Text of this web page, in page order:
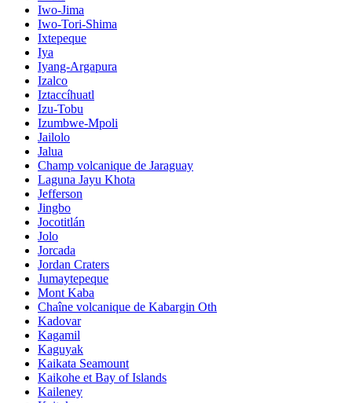
Iwo-Jima
Iwo-Tori-Shima
Ixtepeque
Iya
Iyang-Argapura
Izalco
Iztaccíhuatl
Izu-Tobu
Izumbwe-Mpoli
Jailolo
Jalua
Champ volcanique de Jaraguay
Laguna Jayu Khota
Jefferson
Jingbo
Jocotitlán
Jolo
Jorcada
Jordan Craters
Jumaytepeque
Mont Kaba
Chaîne volcanique de Kabargin Oth
Kadovar
Kagamil
Kaguyak
Kaikata Seamount
Kaikohe et Bay of Islands
Kaileney